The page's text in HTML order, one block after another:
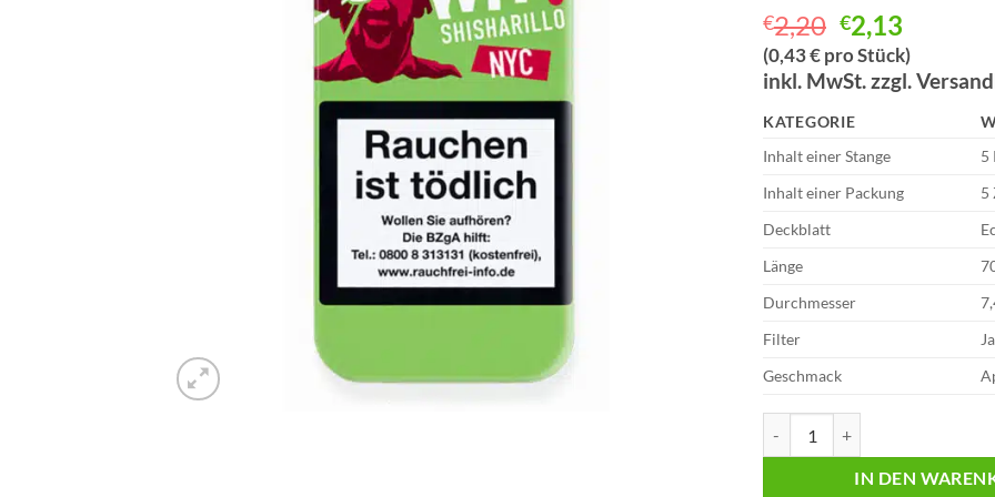
€2,20
Preis
war:
€2,13
Preis
ist:
(0,43 € pro Stück)
inkl. MwSt. zzgl.
KATEGORIE
Inhalt einer Stange
5
Inhalt einer Packung
5
Deckblatt
Länge
Durchmesser
Filter
Ja
Geschmack
IN DEN